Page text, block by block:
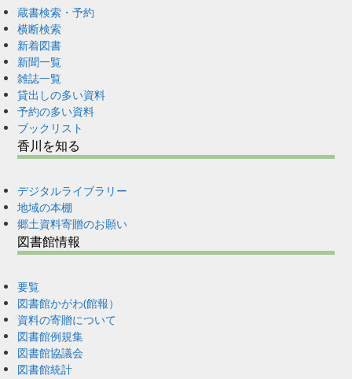
蔵書検索・予約
横断検索
新着図書
新聞一覧
雑誌一覧
貸出しの多い資料
予約の多い資料
ブックリスト
香川を知る
デジタルライブラリー
地域の本棚
郷土資料寄贈のお願い
図書館情報
要覧
図書館かがわ(館報）
資料の寄贈について
図書館例規集
図書館協議会
図書館統計